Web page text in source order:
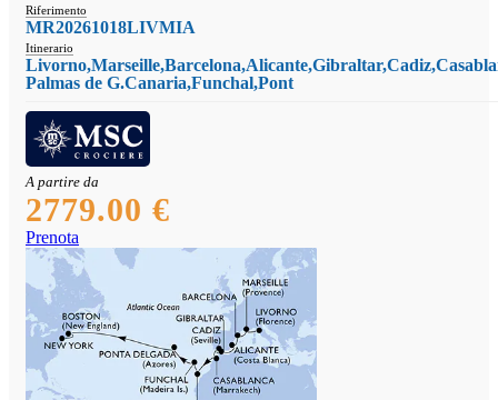
Riferimento
MR20261018LIVMIA
Itinerario
Palmas de G.Canaria,Funchal,Pont
A partire da
2779.00 €
Prenota